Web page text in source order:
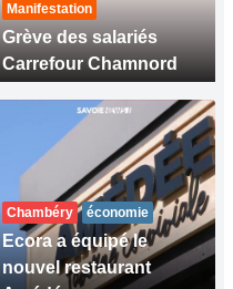
Manifestation
Grève des salariés
Carrefour Chamnord
Chambéry économie
Ecora a équipé le
nouvel restaurant